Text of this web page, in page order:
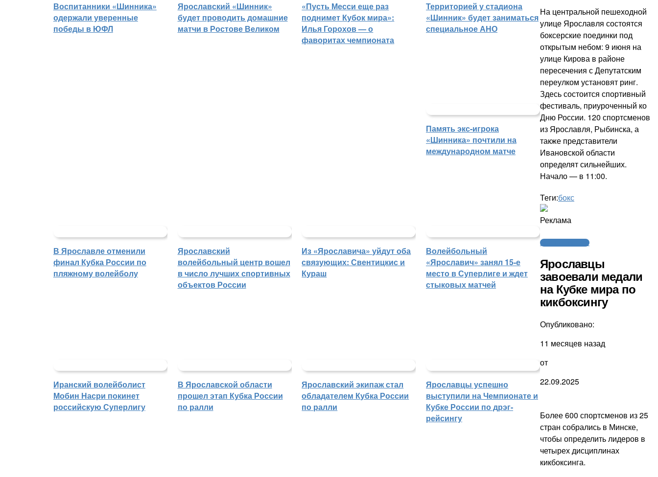
Воспитанники «Шинника»
одержали уверенные
победы в ЮФЛ
Ярославский «Шинник»
будет проводить домашние
матчи в Ростове Великом
«Пусть Месси еще раз
поднимет Кубок мира»:
Илья Горохов — о
фаворитах чемпионата
Территорией у стадиона
«Шинник» будет заниматься
специальное АНО
Память экс-игрока
«Шинника» почтили на
международном матче
В Ярославле отменили
финал Кубка России по
пляжному волейболу
Ярославский
волейбольный центр вошел
в число лучших спортивных
объектов России
Из «Ярославича» уйдут оба
связующих: Свентицкис и
Кураш
Волейбольный
«Ярославич» занял 15-е
место в Суперлиге и ждет
стыковых матчей
Иранский волейболист
Мобин Насри покинет
российскую Суперлигу
В Ярославской области
прошел этап Кубка России
по ралли
Ярославский экипаж стал
обладателем Кубка России
по ралли
Ярославцы успешно
выступили на Чемпионате и
Кубке России по дрэг-
рейсингу
На центральной пешеходной
улице Ярославля состоятся
боксерские поединки под
открытым небом: 9 июня на
улице Кирова в районе
пересечения с Депутатским
переулком установят ринг.
Здесь состоится спортивный
фестиваль, приуроченный ко
Дню России. 120 спортсменов
из Ярославля, Рыбинска, а
также представители
Ивановской области
определят сильнейших.
Начало — в 11:00.
Теги:бокс
Реклама
Бокс / Кикбоксинг
Ярославцы
завоевали медали
на Кубке мира по
кикбоксингу
Опубликовано:
11 месяцев назад
от
22.09.2025
Более 600 спортсменов из 25
стран собрались в Минске,
чтобы определить лидеров в
четырех дисциплинах
кикбоксинга.